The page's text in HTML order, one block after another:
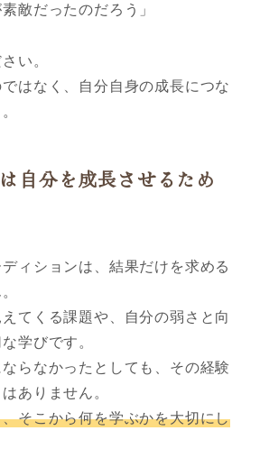
敵だったのだろう」
い。
はなく、自分自身の成長につな
自分を成長させるため
ィションは、結果だけを求める
てくる課題や、自分の弱さと向
学びです。
らなかったとしても、その経験
ありません。
そこから何を学ぶかを大切にし